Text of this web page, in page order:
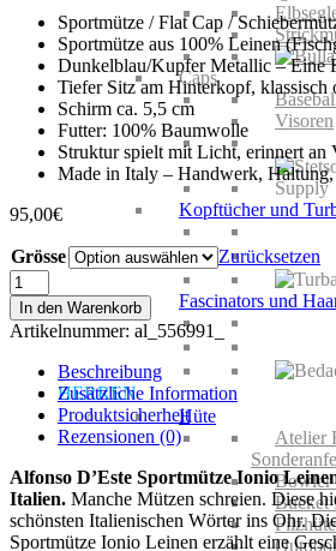
Caps
Visoren
Kopftücher und
Fascinators und
HERREN
Hüte
Atelier
Bowler
Bucket
Filzhüte
Sportmütze / Flat Cap /
Sportmütze aus 100% Leinen
Dunkelblau/Kupfer Metallic – Eine
Tiefer Sitz am Hinterkopf, klassisch
Schirm ca. 5,5 cm
Futter: 100% Baumwolle
Struktur spielt mit Licht, erinnert an
Made in Italy – Handwerk,
95,00€
Grösse
Zurücksetzen
Alfonso
D'Este
Sportmütze
Ionio
Leinen
Menge
In den Warenkorb
Artikelnummer: al_556991_
Beschreibung
Zusätzliche Information
Produktsicherheit
Rezensionen (0)
Alfonso D’Este Sportmütze Ionio
Italien. Manche Mützen schreien. Diese
schönsten Italienischen Wörter ins Ohr.
Sportmütze Ionio Leinen erzählt eine